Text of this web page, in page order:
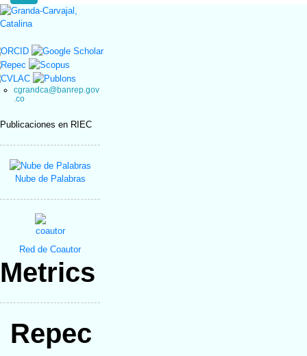
cgrandca@banrep.gov
.co
Publicaciones en RIEC
Nube de Palabras
Red de Coautor
Metrics
Repec